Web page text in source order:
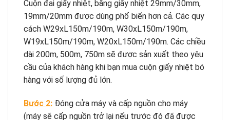
Cuộn đai giấy nhiệt, băng giấy nhiệt 29mm/30mm,
19mm/20mm được dùng phổ biến hơn cả. Các quy
cách W29xL150m/190m, W30xL150m/190m,
W19xL150m/190m, W20xL150m/190m. Các chiều
dài 200m, 500m, 750m sẽ được sản xuất theo yêu
cầu của khách hàng khi bạn mua cuộn giấy nhiệt bó
hàng với số lượng đủ lớn.
Bước 2: Đóng cửa máy và cấp nguồn cho máy
(máy sẽ cấp nguồn trở lại nếu trước đó đã được